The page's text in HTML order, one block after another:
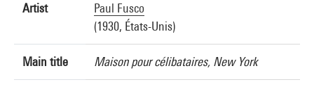
Artist
Paul Fusco
(1930, États-Unis)
Main title Maison pour célibataires, New York